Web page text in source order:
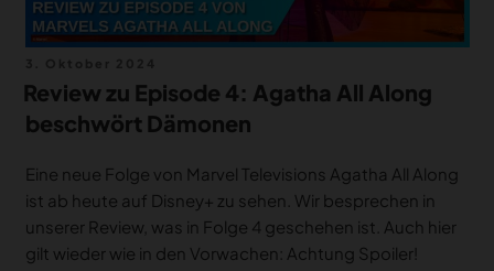
am
Review zu Episode 4: Agatha All Along
beschwört Dämonen
Eine neue Folge von Marvel Televisions Agatha All Along
ist ab heute auf Disney+ zu sehen. Wir besprechen in
unserer Review, was in Folge 4 geschehen ist. Auch hier
gilt wieder wie in den Vorwachen: Achtung Spoiler!